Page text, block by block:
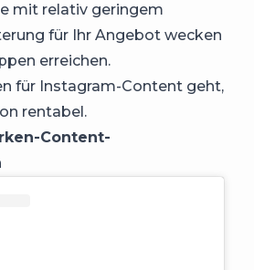
mit relativ geringem
für Ihr Angebot wecken
erreichen.
für Instagram-Content geht,
rentabel.
Content-